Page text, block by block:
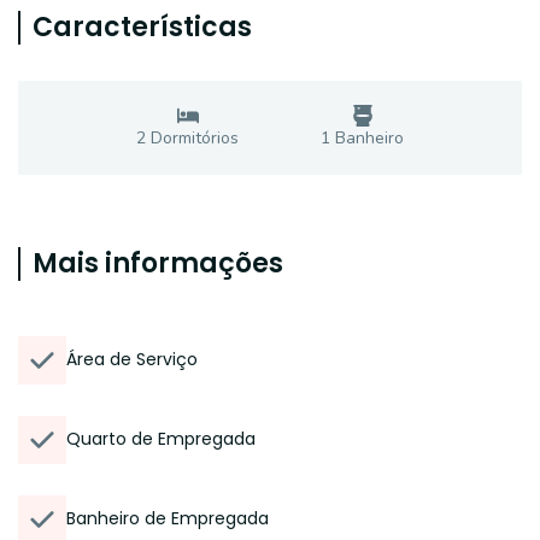
Características
2 Dormitórios 1 Banheiro
Mais informações
Área de Serviço
Quarto de Empregada
Banheiro de Empregada